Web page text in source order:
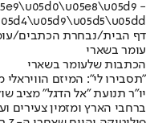
-
דף הבית/נבחרת הכתבים/
עומר בשארי
הכתבות שלעומר בשארי
"תסבירו לי": המיזם
יו״ר תנועת ״אל הדגל״ מציב
ברחבי הארץ ומזמין צעירים